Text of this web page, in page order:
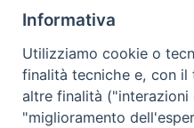
Informativa
Utilizziamo cookie o
finalità tecniche e, con il
altre finalità ("interazioni
"miglioramento